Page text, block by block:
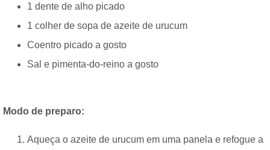
1 dente de alho picado
1 colher de sopa de azeite de urucum
Coentro picado a gosto
Sal e pimenta-do-reino a gosto
Modo de preparo:
Aqueça o azeite de urucum em uma panela e refogue a